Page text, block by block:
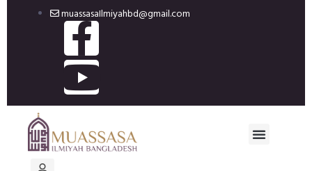
muassasaIlmiyahbd@gmail.com